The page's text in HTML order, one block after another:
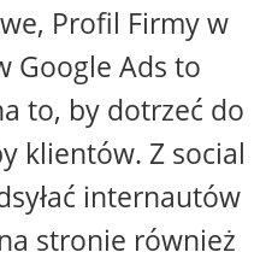
Profil Firmy w
Google Ads to
to, by dotrzeć do
klientów. Z social
internautów
stronie również